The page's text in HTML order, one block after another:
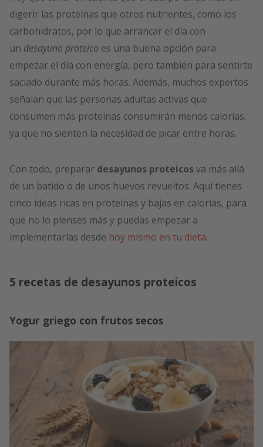
digerir las proteínas que otros nutrientes, como los
carbohidratos, por lo que arrancar el día con
un desayuno proteico es una buena opción para
empezar el día con energía, pero también para sentirte
saciado durante más horas. Además, muchos expertos
señalan que las personas adultas activas que
consumen más proteínas consumirán menos calorías,
ya que no sienten la necesidad de picar entre horas.
Con todo, preparar desayunos proteicosva más allá
de un batido o de unos huevos revueltos. Aquí tienes
cinco ideas ricas en proteínas y bajas en calorías, para
que no lo pienses más y puedas empezar a
implementarlas desde hoy mismo en tu dieta.
5 recetas de desayunos proteicos
Yogur griego con frutos secos